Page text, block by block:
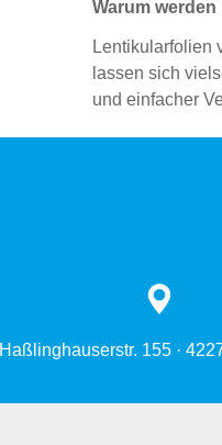
Warum
Lentikularfolien
lassen sich
und einfacher
Haßlinghauserstr. 155 ·